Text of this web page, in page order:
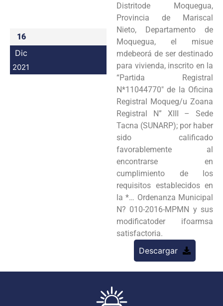
16
Dic
2021
Distritode Moquegua,
Provincia de Mariscal
Nieto, Departamento de
Moquegua, el misue
mdebeorá de ser destinado
para vivienda, inscrito en la
“Partida Registral
N*11044770″ de la Oficina
Registral Moqueg/u Zoana
Registral N” XIII – Sede
Tacna (SUNARP); por haber
sido calificado
favorablemente al
encontrarse en
cumplimiento de los
requisitos establecidos en
la *… Ordenanza Municipal
N? 010-2016-MPMN y sus
modificatoder ifoarmsa
satisfactoria.
Descargar